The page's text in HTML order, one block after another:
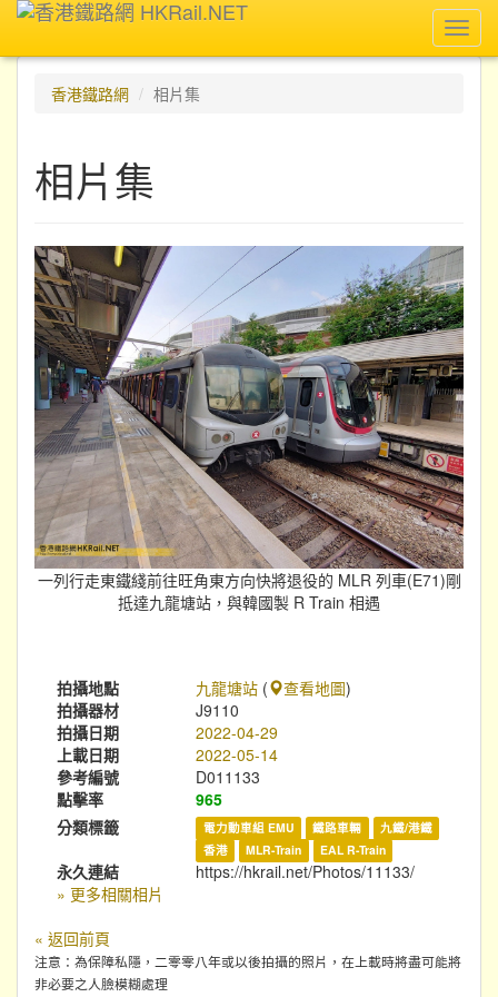
香港鐵路網
相片集
相片集
一列行走東鐵綫前往旺角東方向快將退役的 MLR 列車(E71)剛
抵達九龍塘站，與韓國製 R Train 相遇
拍攝地點 九龍塘站 ( 查看地圖)
拍攝器材
J9110
拍攝日期
2022-04-29
上載日期
2022-05-14
參考編號
D011133
點擊率
965
分類標籤
電力動車組 EMU 鐵路車輛
九鐵/港鐵
香港
MLR-Train EAL R-Train
永久連結
https://hkrail.net/Photos/11133/
» 更多相關相片
« 返回前頁
注意：為保障私隱，二零零八年或以後拍攝的照片，在上載時將盡可能將
非必要之人臉模糊處理